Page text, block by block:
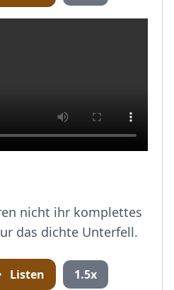
nicht ihr komplettes
das dichte Unterfell.
Listen 1.5x